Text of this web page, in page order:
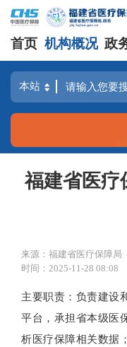
首页 机构概况 政
福建省医疗
来源：福建省医疗保障局
时间：2025-11-28 08:08
主要职责： 负责建设
平台，承担省本级医
析医疗保障相关数据